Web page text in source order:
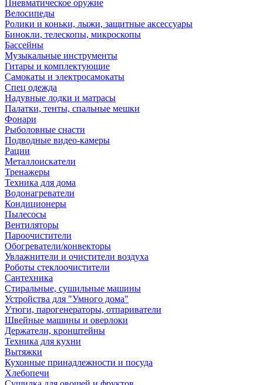
Пневматическое оружие
Велосипеды
Ролики и коньки, лыжи, защитные аксессуары
Бинокли, телескопы, микроскопы
Бассейны
Музыкальные инструменты
Гитары и комплектующие
Самокаты и электросамокаты
Спец одежда
Надувные лодки и матрасы
Палатки, тенты, спальные мешки
Фонари
Рыболовные снасти
Подводные видео-камеры
Рации
Металлоискатели
Тренажеры
Техника для дома
Водонагреватели
Кондиционеры
Пылесосы
Вентиляторы
Пароочистители
Обогреватели/конвекторы
Увлажнители и очистители воздуха
Роботы стеклоочистители
Сантехника
Стиральные, сушильные машины
Устройства для "Умного дома"
Утюги, парогенераторы, отпариватели
Швейные машины и оверлоки
Держатели, кронштейны
Техника для кухни
Вытяжки
Кухонные принадлежности и посуда
Хлебопечи